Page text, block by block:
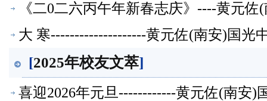
《二0二六丙午年新春志庆》----黄元
大 寒--------------------黄元佐(南安)国光
[2025年校友文萃]
喜迎2026年元旦------------黄元佐(南安)